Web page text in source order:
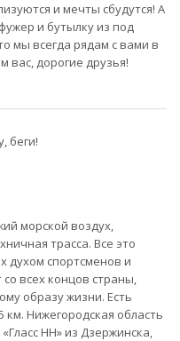
и мечты сбудутся! А
и бутылку из под
мы всегда рядам с вами в
вас, дорогие друзья!
морской воздух,
трасса. Все это
духом спортсменов и
всех концов страны,
образу жизни. Есть
км. Нижегородская область
НН» из Дзержинска,